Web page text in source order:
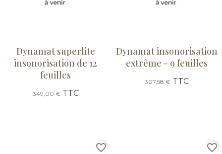
Dynamat superlite
insonorisation de 12
feuilles
349,00 €TTC
Dynamat insonorisation
extrême - 9 feuilles
307,58 €TTC
favorite_border favorite_border